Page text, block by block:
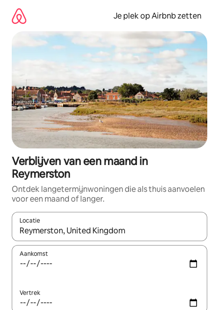
direct
naar
Je plek op Airbnb zetten
Verblijven van een maand in
Reymerston
Ontdek langetermijnwoningen die als thuis aanvoelen
voor een maand of langer.
Locatie
Wanneer er resultaten beschikbaar zijn, maak je een keuze
Aankomst
Vertrek